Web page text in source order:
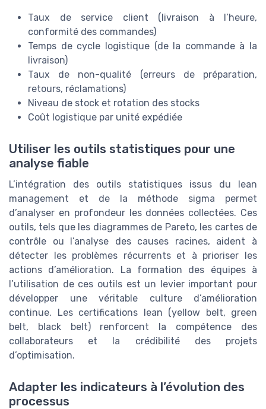
Taux de service client (livraison à l’heure,
conformité des commandes)
Temps de cycle logistique (de la commande à la
livraison)
Taux de non-qualité (erreurs de préparation,
retours, réclamations)
Niveau de stock et rotation des stocks
Coût logistique par unité expédiée
Utiliser les outils statistiques pour une
analyse fiable
L’intégration des outils statistiques issus du lean
management et de la méthode sigma permet
d’analyser en profondeur les données collectées. Ces
outils, tels que les diagrammes de Pareto, les cartes de
contrôle ou l’analyse des causes racines, aident à
détecter les problèmes récurrents et à prioriser les
actions d’amélioration. La formation des équipes à
l’utilisation de ces outils est un levier important pour
développer une véritable culture d’amélioration
continue. Les certifications lean (yellow belt, green
belt, black belt) renforcent la compétence des
collaborateurs et la crédibilité des projets
d’optimisation.
Adapter les indicateurs à l’évolution des
processus